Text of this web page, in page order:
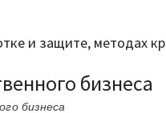
и защите, методах
бизнеса
бизнеса